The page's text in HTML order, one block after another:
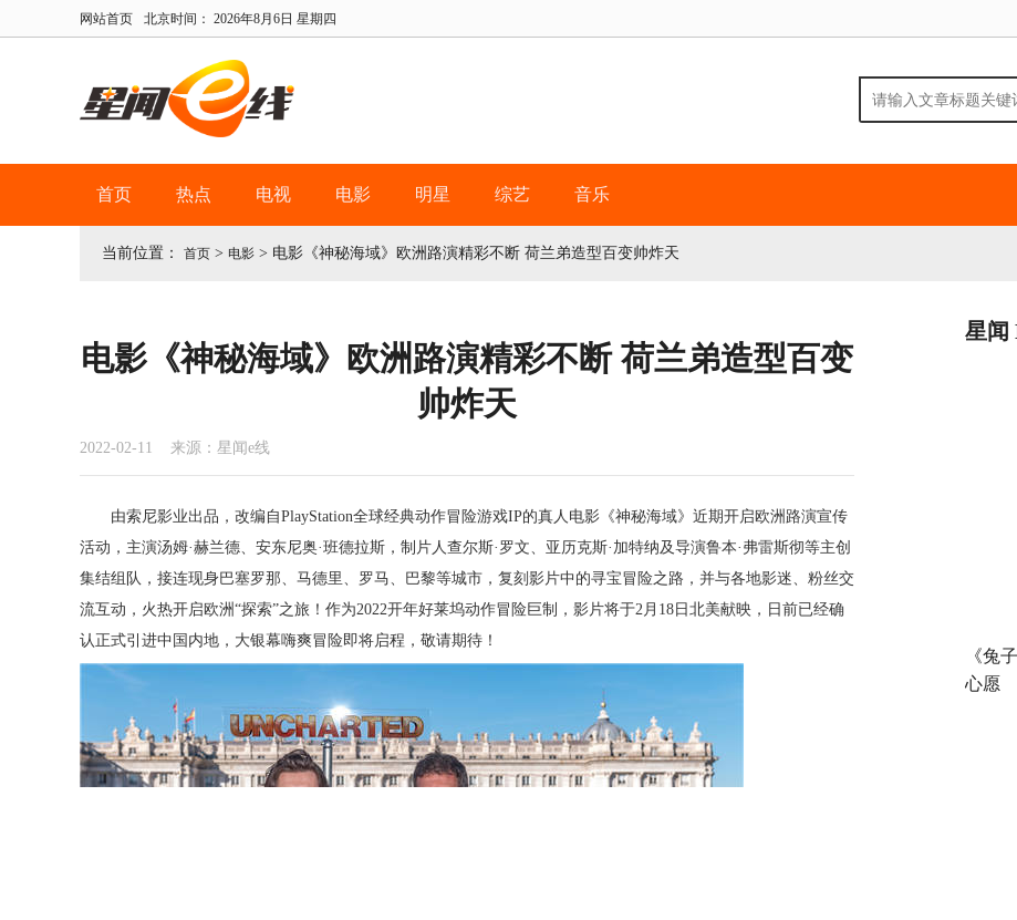
网站首页 北京时间： 2026年8月6日 星期四
首页 热点 电视 电影 明星 综艺 音乐
当前位置： 首页 > 电影 > 电影《神秘海域》欧洲路演精彩不断 荷兰弟造型百变帅炸天
电影《神秘海域》欧洲路演精彩不断 荷兰弟造型百变
帅炸天
2022-02-11 来源：星闻e线
由索尼影业出品，改编自PlayStation全球经典动作冒险游戏IP的真人电影《神秘海域》近期开启欧洲路演宣传
活动， 主演汤姆·赫兰德、安东尼奥·班德拉斯，制片人查尔斯·罗文、亚历克斯·加特纳及导演鲁本·弗雷斯彻等主创
集结组队，接连现身巴塞罗那、马德里、罗马、巴黎等城市，复刻影片中的寻宝冒险之路，并与各地影迷、粉丝交
流互动，火热开启欧洲“探索”之旅！作为2022开年好莱坞动作冒险巨制，影片将于2月18日北美献映，日前已经确
认正式引进中国内地，大银幕嗨爽冒险即将启程，敬请期待！
星闻
《兔
心愿